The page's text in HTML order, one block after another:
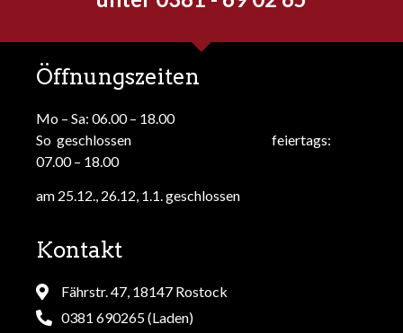
Öffnungszeiten
Mo – Sa: 06.00 – 18.00
So geschlossen feiertags:
07.00 – 18.00
am 25.12., 26.12, 1.1. geschlossen
Kontakt
Fährstr. 47, 18147 Rostock
0381 690265 (Laden)